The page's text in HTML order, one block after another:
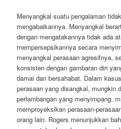
Menyangkal suatu pengalaman
mengabaikannya. Menyangkal
dengan mengatakannya tidak ada
mempersepsikannya secara
menyangkal perasaan agresifnya,
konsisten dengan gambaran diri
damai dan bersahabat. Dalam
perasaan yang disangkal, mungkin
perlambangan yang menyimpang,
memproyeksikan perasaan-
orang lain. Rogers menunjukkan